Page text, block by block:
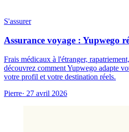
S'assurer
Assurance voyage : Yupwego
Frais médicaux à l'étranger,
découvrez comment Yupwego adapte
votre profil et votre destination réels.
Pierre· 27 avril 2026